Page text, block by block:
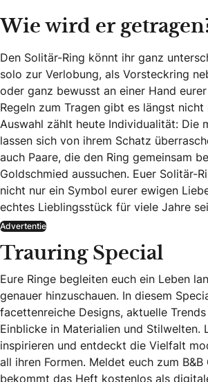
Wie wird er
Den Solitär-Ring könnt ihr ganz
solo zur Verlobung, als Vorsteckring
oder ganz bewusst an einer Hand
Regeln zum Tragen gibt es längst
Auswahl zählt heute Individualität: Die
lassen sich von ihrem Schatz
auch Paare, die den Ring gemeinsam
Goldschmied aussuchen. Euer Solitär-
nicht nur ein Symbol eurer ewigen
echtes Lieblingsstück für viele Jahre
Advertentie
Trauring Special
Eure Ringe begleiten euch ein Leben
genauer hinzuschauen. In diesem
facettenreiche Designs, aktuelle
Einblicke in Materialien und Stilwelten.
inspirieren und entdeckt die Vielfalt
all ihren Formen. Meldet euch zum
bekommt das Heft kostenlos als